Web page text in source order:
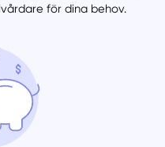
för dina behov.